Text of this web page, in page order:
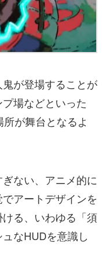
が登場することが
場などといった
が舞台となるよ
ない、アニメ的に
アートデザインを
る、いわゆる「須
なHUDを意識し